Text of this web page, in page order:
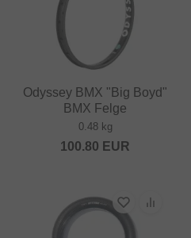
Odyssey BMX "Big Boyd"
BMX Felge
0.48 kg
100.80 EUR